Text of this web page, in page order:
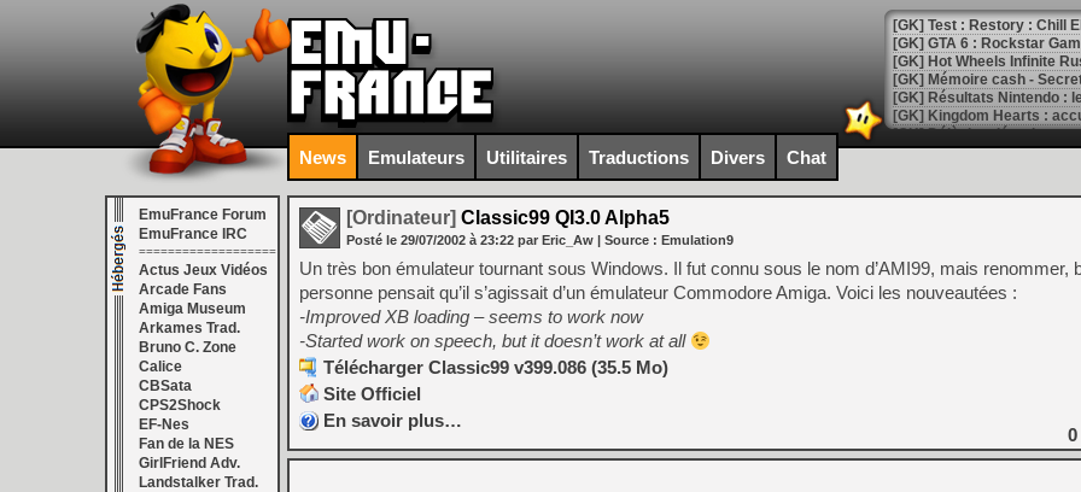
[GK] Test : Restory : Chill
[GK] GTA 6 : Rockstar
[GK] Hot Wheels Infinite
[GK] Mémoire cash -
[GK] Résultats Nintendo :
[GK] Déjà des
[Mo5] Brickboy cherche à
[GK] Minecraft et ses «
[GK] Beast of
[GK] Ubisoft : fin de partie
[GK] Mémoire cash -
[GK] Dan Houser (GTA)
[GK] Comment EA Sports
[GK] Crimson Moon : un
[GK] Isle of Reveries : le
[GK] Moonlighter 2 : The
[GK] Capcom relance
[Mo5] Deux inédits du
[GK] Le beat'em up The
News Emulateurs Utilitaires Traductions Divers Chat
EmuFrance Forum
EmuFrance IRC
===================
Actus Jeux Vidéos
Arcade Fans
Amiga Museum
Arkames Trad.
Bruno C. Zone
Calice
CBSata
CPS2Shock
EF-Nes
Fan de la NES
GirlFriend Adv.
Landstalker Trad.
[Ordinateur] Classic99 QI3.0 Alpha5
Posté le 29/07/2002 à 23:22 par Eric_Aw | Source : Emulation9
Un très bon émulateur tournant sous Windows. Il fut connu sous le nom d’AMI99, mais renommer,
personne pensait qu’il s’agissait d’un émulateur Commodore Amiga. Voici les nouveautées :
-Improved XB loading – seems to work now
-Started work on speech, but it doesn’t work at all
Télécharger Classic99 v399.086 (35.5 Mo)
Site Officiel
En savoir plus…
0